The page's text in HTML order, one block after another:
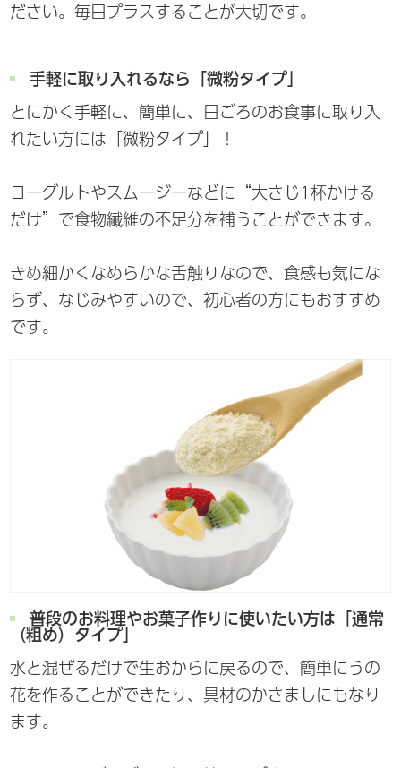
ださい。毎日プラスすることが大切です。
手軽に取り入れるなら「微粉タイプ」
とにかく手軽に、簡単に、日ごろのお食事に取り入
れたい方には「微粉タイプ」！
ヨーグルトやスムージーなどに“大さじ1杯かける
だけ”で食物繊維の不足分を補うことができます。
きめ細かくなめらかな舌触りなので、食感も気にな
らず、なじみやすいので、初心者の方にもおすすめ
です。
普段のお料理やお菓子作りに使いたい方は「通常
（粗め）タイプ」
水と混ぜるだけで生おからに戻るので、簡単にうの
花を作ることができたり、具材のかさましにもなり
ます。